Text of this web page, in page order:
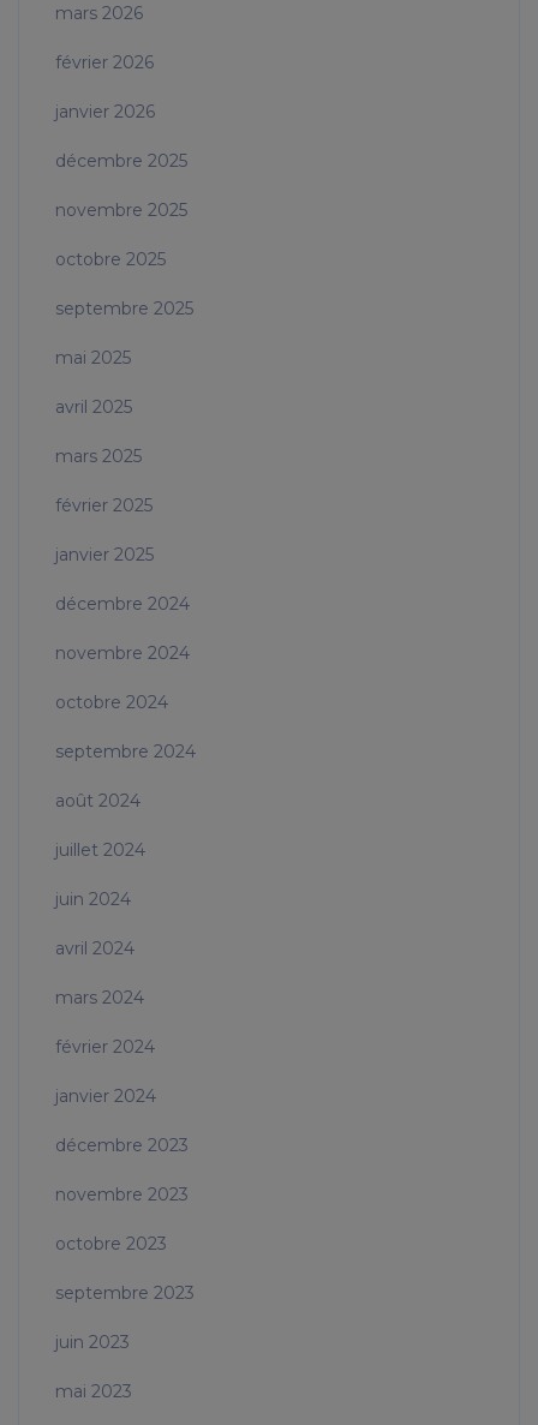
mars 2026
février 2026
janvier 2026
décembre 2025
novembre 2025
octobre 2025
septembre 2025
mai 2025
avril 2025
mars 2025
février 2025
janvier 2025
décembre 2024
novembre 2024
octobre 2024
septembre 2024
août 2024
juillet 2024
juin 2024
avril 2024
mars 2024
février 2024
janvier 2024
décembre 2023
novembre 2023
octobre 2023
septembre 2023
juin 2023
mai 2023